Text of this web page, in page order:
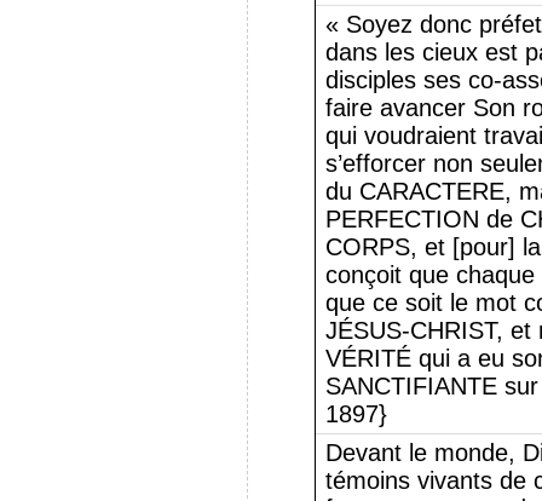
« Soyez donc
dans les cieux est
disciples ses co-
faire avancer Son
qui voudraient
s’efforcer non
du CARACTERE,
PERFECTION de
CORPS, et [pour]
conçoit que
que ce soit le mot
JÉSUS-CHRIST,
VÉRITÉ qui a eu
SANCTIFIANTE
1897}
Devant le monde,
témoins vivants de